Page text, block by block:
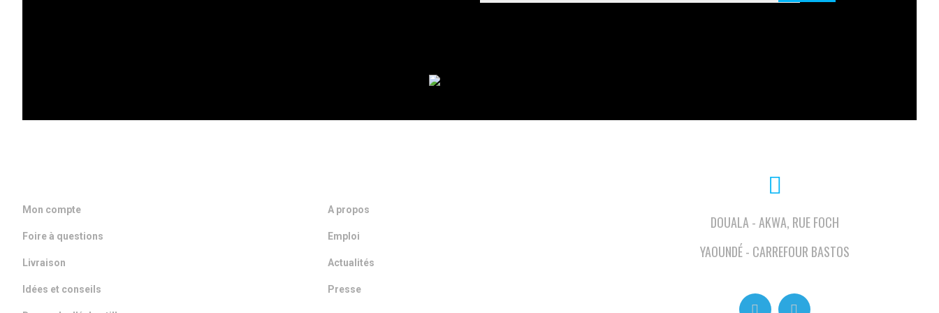
Mon compte
Foire à questions
Livraison
Idées et conseils
A propos
Emploi
Actualités
Presse
DOUALA - AKWA, RUE FOCH
YAOUNDÉ - CARREFOUR BASTOS